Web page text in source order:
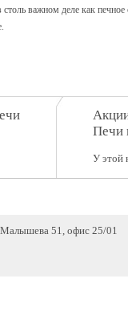
важном деле как печное
Печи
У этой
Малышева 51, офис 25/01